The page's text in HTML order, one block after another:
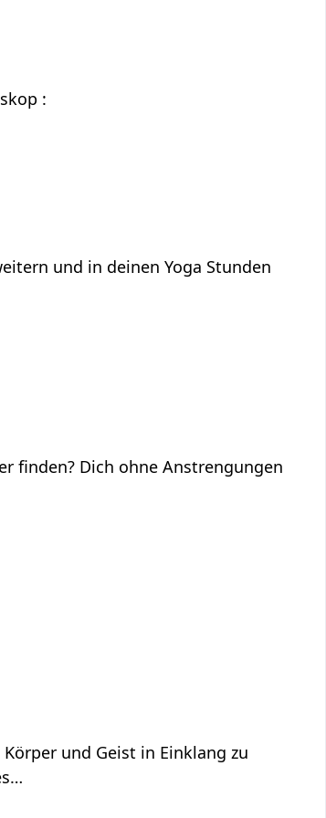
:
und in deinen Yoga Stunden
finden? Dich ohne Anstrengungen
und Geist in Einklang zu